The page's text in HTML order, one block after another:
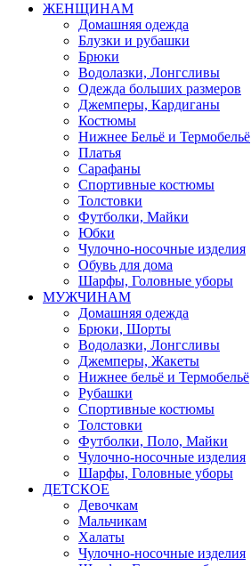
ЖЕНЩИНАМ
Домашняя одежда
Блузки и рубашки
Брюки
Водолазки, Лонгсливы
Одежда больших размеров
Джемперы, Кардиганы
Костюмы
Нижнее Бельё и Термобельё
Платья
Сарафаны
Спортивные костюмы
Толстовки
Футболки, Майки
Юбки
Чулочно-носочные изделия
Обувь для дома
Шарфы, Головные уборы
МУЖЧИНАМ
Домашняя одежда
Брюки, Шорты
Водолазки, Лонгсливы
Джемперы, Жакеты
Нижнее бельё и Термобельё
Рубашки
Спортивные костюмы
Толстовки
Футболки, Поло, Майки
Чулочно-носочные изделия
Шарфы, Головные уборы
ДЕТСКОЕ
Девочкам
Мальчикам
Халаты
Чулочно-носочные изделия